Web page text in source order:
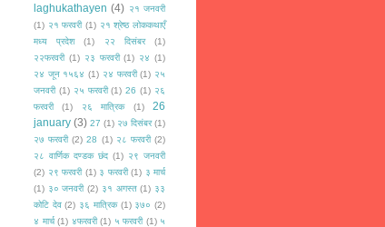
laghukathayen (4) २१ जनवरी
(1) २१ फरवरी (1) २१ श्रेष्ठ लोककथाएँ
मध्य प्रदेश
(1) २२ दिसंबर
(1)
२२फरवरी (1) २३ फरवरी (1) २४ (1)
२४ जून १५६४ (1) २४ फरवरी (1) २५
जनवरी (1) २५ फरवरी (1) 26 (1) २६
फरवरी
(1) २६ मात्रिक (1)
26
january (3) 27 (1) २७ दिसंबर (1)
२७ फरवरी (2) 28 (1) २८ फरवरी (2)
२८ वार्णिक दण्डक छंद (1) २९ जनवरी
(2) २९ फरवरी (1) ३ फरवरी (1) ३ मार्च
(1) ३० जनवरी (2) ३१ अगस्त (1) ३३
कोटि देव (2) ३६ मात्रिक (1) ३७० (2)
४ मार्च (1) ४फरवरी (1) ५ फरवरी (1) ५